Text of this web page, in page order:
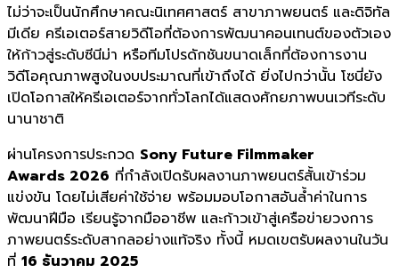
ไม่ว่าจะเป็นนักศึกษาคณะนิเทศศาสตร์ สาขาภาพยนตร์ และดิจิทัล
มีเดีย ครีเอเตอร์สายวิดีโอที่ต้องการพัฒนาคอนเทนต์ของตัวเอง
ให้ก้าวสู่ระดับซีนีม่า หรือทีมโปรดักชันขนาดเล็กที่ต้องการงาน
วิดีโอคุณภาพสูงในงบประมาณที่เข้าถึงได้ ยิ่งไปกว่านั้น โซนี่ยัง
เปิดโอกาสให้ครีเอเตอร์จากทั่วโลกได้แสดงศักยภาพบนเวทีระดับ
นานาชาติ
ผ่านโครงการประกวด Sony Future Filmmaker
Awards 2026 ที่กำลังเปิดรับผลงานภาพยนตร์สั้นเข้าร่วม
แข่งขัน โดยไม่เสียค่าใช้จ่าย พร้อมมอบโอกาสอันล้ำค่าในการ
พัฒนาฝีมือ เรียนรู้จากมืออาชีพ และก้าวเข้าสู่เครือข่ายวงการ
ภาพยนตร์ระดับสากลอย่างแท้จริง ทั้งนี้ หมดเขตรับผลงานในวัน
ที่ 16 ธันวาคม 2025